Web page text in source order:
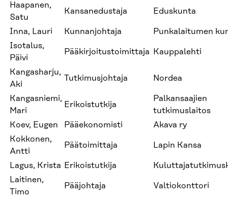
Haapanen,
Satu
Kansanedustaja Eduskunta
Inna, Lauri Kunnanjohtaja
Punkalaitumen
Isotalus,
Päivi
Pääkirjoitustoimittaja Kauppalehti
Kangasharju,
Aki
Tutkimusjohtaja Nordea
Kangasniemi,
Mari
Erikoistutkija
Palkansaajien
tutkimuslaitos
Koev, Eugen
Pääekonomisti
Akava ry
Kokkonen,
Antti
Päätoimittaja Lapin Kansa
Lagus, Krista Erikoistutkija
Laitinen,
Timo
Pääjohtaja Valtiokonttori